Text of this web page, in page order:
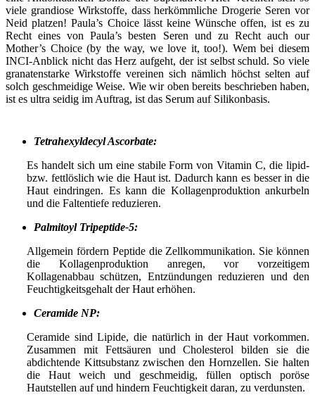
viele grandiose Wirkstoffe, dass herkömmliche Drogerie Seren vor
Neid platzen! Paula’s Choice lässt keine Wünsche offen, ist es zu
Recht eines von Paula’s besten Seren und zu Recht auch our
Mother’s Choice (by the way, we love it, too!). Wem bei diesem
INCI-Anblick nicht das Herz aufgeht, der ist selbst schuld. So viele
granatenstarke Wirkstoffe vereinen sich nämlich höchst selten auf
solch geschmeidige Weise. Wie wir oben bereits beschrieben haben,
ist es ultra seidig im Auftrag, ist das Serum auf Silikonbasis.
Tetrahexyldecyl Ascorbate:
Es handelt sich um eine stabile Form von Vitamin C, die lipid-
bzw. fettlöslich wie die Haut ist. Dadurch kann es besser in die
Haut eindringen. Es kann die Kollagenproduktion ankurbeln
und die Faltentiefe reduzieren.
Palmitoyl Tripeptide-5:
Allgemein fördern Peptide die Zellkommunikation. Sie können
die Kollagenproduktion anregen, vor vorzeitigem
Kollagenabbau schützen, Entzündungen reduzieren und den
Feuchtigkeitsgehalt der Haut erhöhen.
Ceramide NP:
Ceramide sind Lipide, die natürlich in der Haut vorkommen.
Zusammen mit Fettsäuren und Cholesterol bilden sie die
abdichtende Kittsubstanz zwischen den Hornzellen. Sie halten
die Haut weich und geschmeidig, füllen optisch poröse
Hautstellen auf und hindern Feuchtigkeit daran, zu verdunsten.